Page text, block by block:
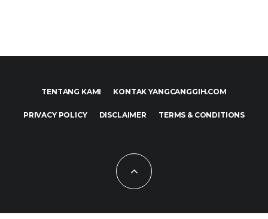
TENTANG KAMI KONTAK YANGCANGGIH.COM
PRIVACY POLICY DISCLAIMER TERMS & CONDITIONS